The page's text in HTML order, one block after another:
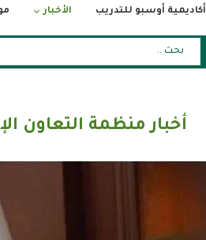
أكاديمية أوسبو للتدريب الأخبار
أخبار منظمة التعاون